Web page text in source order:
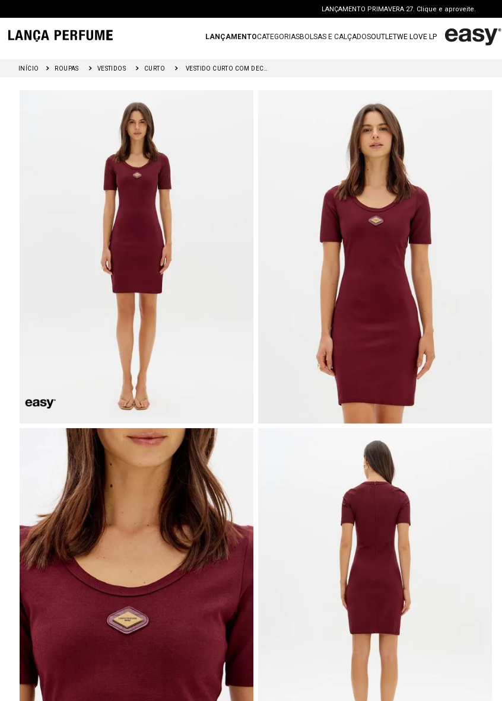
LANÇAMENTO PRIMAVERA 27. Clique e aproveite.
PERSONAL SHOPPER | garanta benefícios exclusivos. CONSULTAR >
FRETE GRÁTIS | a partir de R$ 699. APROVEITAR >
LANÇAMENTOCATEGORIASBOLSAS E CALÇADOSOUTLETWE LOVE LP
ROUPAS VESTIDOS CURTO VESTIDO CURTO COM DECOTE U
calca jeans
blusa
calca
bota
º
vestido curto
8
tenis
9
t shirt
saia